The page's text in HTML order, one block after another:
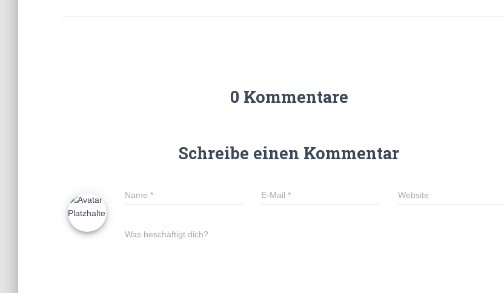
0 Kommentare
Schreibe einen Kommentar
Name * E-Mail* Website
Was beschäftigt dich?